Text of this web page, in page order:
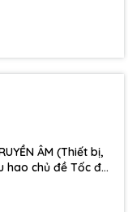
ÂM (Thiết bị,
hao chủ đề Tốc độ